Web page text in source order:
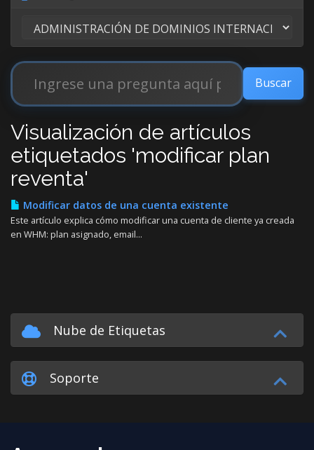
Visualización de artículos
etiquetados 'modificar plan
reventa'
Modificar datos de una cuenta existente
Este artículo explica cómo modificar una cuenta de cliente ya creada
en WHM: plan asignado, email...
Nube de Etiquetas
Soporte